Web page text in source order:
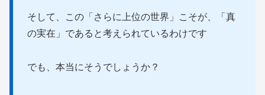
そして、この「さらに上位の世界」こそが、「真
の実在」であると考えられているわけです
でも、本当にそうでしょうか？